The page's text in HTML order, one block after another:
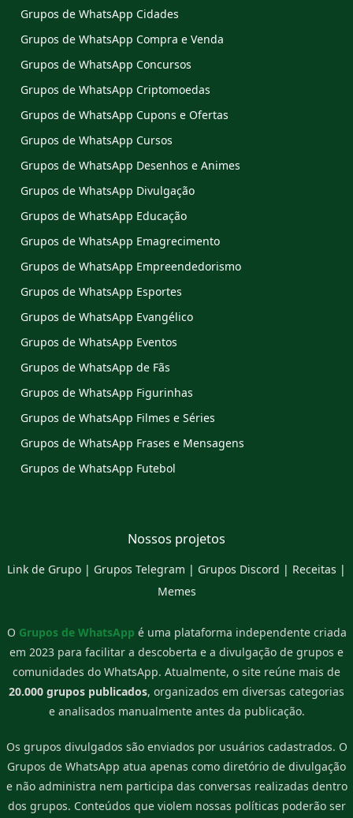
Grupos de WhatsApp Cidades
Grupos de WhatsApp Compra e Venda
Grupos de WhatsApp Concursos
Grupos de WhatsApp Criptomoedas
Grupos de WhatsApp Cupons e Ofertas
Grupos de WhatsApp Cursos
Grupos de WhatsApp Desenhos e Animes
Grupos de WhatsApp Divulgação
Grupos de WhatsApp Educação
Grupos de WhatsApp Emagrecimento
Grupos de WhatsApp Empreendedorismo
Grupos de WhatsApp Esportes
Grupos de WhatsApp Evangélico
Grupos de WhatsApp Eventos
Grupos de WhatsApp de Fãs
Grupos de WhatsApp Figurinhas
Grupos de WhatsApp Filmes e Séries
Grupos de WhatsApp Frases e Mensagens
Grupos de WhatsApp Futebol
Nossos projetos
Link de Grupo | Grupos Telegram | Grupos Discord | Receitas |
Memes
O Grupos de WhatsApp é uma plataforma independente criada
em 2023 para facilitar a descoberta e a divulgação de grupos e
comunidades do WhatsApp. Atualmente, o site reúne mais de
20.000 grupos publicados, organizados em diversas categorias
e analisados manualmente antes da publicação.
Os grupos divulgados são enviados por usuários cadastrados. O
Grupos de WhatsApp atua apenas como diretório de divulgação
e não administra nem participa das conversas realizadas dentro
dos grupos. Conteúdos que violem nossas políticas poderão ser